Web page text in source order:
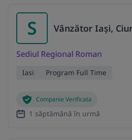
S Vânzător Iași,
Sediul Regional Roman
Iasi Program Full Time
Companie Verificata
1 săptămână în urmă